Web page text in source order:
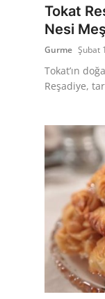
Tokat
Nesi
Gurme Şubat
Tokat’ın
Reşadiye,